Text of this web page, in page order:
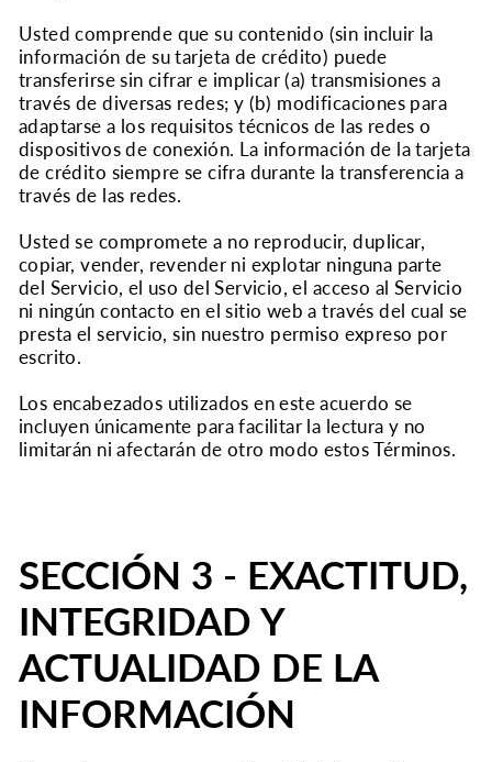
Usted comprende que su contenido (sin incluir la
información de su tarjeta de crédito) puede
transferirse sin cifrar e implicar (a) transmisiones a
través de diversas redes; y (b) modificaciones para
adaptarse a los requisitos técnicos de las redes o
dispositivos de conexión. La información de la tarjeta
de crédito siempre se cifra durante la transferencia a
través de las redes.
Usted se compromete a no reproducir, duplicar,
copiar, vender, revender ni explotar ninguna parte
del Servicio, el uso del Servicio, el acceso al Servicio
ni ningún contacto en el sitio web a través del cual se
presta el servicio, sin nuestro permiso expreso por
escrito.
Los encabezados utilizados en este acuerdo se
incluyen únicamente para facilitar la lectura y no
limitarán ni afectarán de otro modo estos Términos.
SECCIÓN 3 - EXACTITUD,
INTEGRIDAD Y
ACTUALIDAD DE LA
INFORMACIÓN